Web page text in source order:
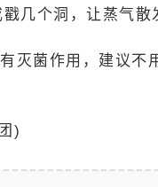
几个洞，让蒸气散
灭菌作用，建议不
)